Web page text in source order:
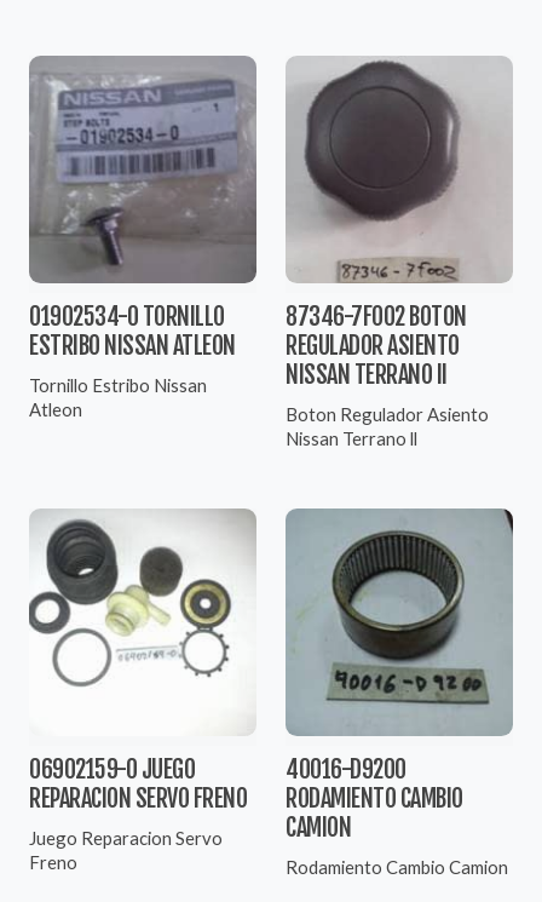
01902534-0 TORNILLO
ESTRIBO NISSAN ATLEON
Tornillo Estribo Nissan
Atleon
87346-7F002 BOTON
REGULADOR ASIENTO
NISSAN TERRANO II
Boton Regulador Asiento
Nissan Terrano ll
06902159-0 JUEGO
REPARACION SERVO FRENO
Juego Reparacion Servo
Freno
40016-D9200
RODAMIENTO CAMBIO
CAMION
Rodamiento Cambio Camion